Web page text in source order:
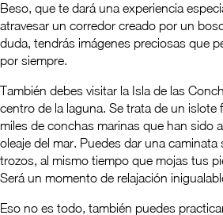
Beso, que te dará una experiencia
atravesar un corredor creado por un
duda, tendrás imágenes preciosas que
por siempre.
También debes visitar la Isla de las
centro de la laguna. Se trata de un islote
miles de conchas marinas que han sido
oleaje del mar. Puedes dar una
trozos, al mismo tiempo que mojas tus
Será un momento de relajación
Eso no es todo, también puedes